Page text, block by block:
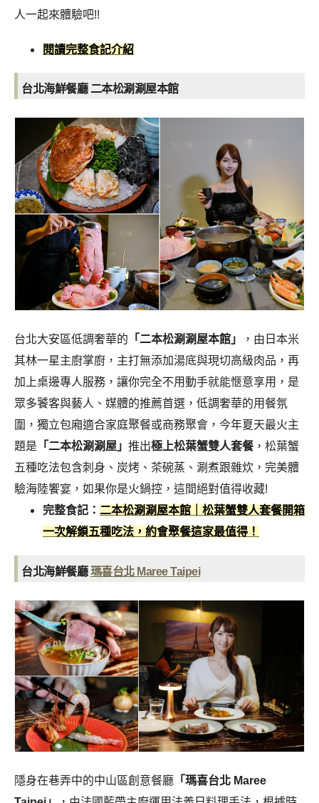
人一起來體驗吧!!
閱讀完整食記介紹
台北海鮮餐廳 二本松涮涮屋本館
台北大安區低調奢華的 「二本松涮涮屋本館」
，由日本米
其林一星主廚掌廚，主打無添加湯底與現切高級肉品，再
加上桌邊專人服務，讓你完全不用動手就能愜意享用，是
眾多饕客與藝人、媒體的推薦首選，低調奢華的用餐氛
圍，獨立包廂適合家庭聚餐或商務聚會，今年夏天最火主
題是 「二本松涮涮屋」 推出極上松葉蟹雙人套餐，松葉蟹
五種吃法包含刺身、炭烤、茶碗蒸、涮煮跟雜炊，完美體
驗海陸饗宴，如果你是火鍋控，這間絕對值得收藏!
完整食記： 二本松涮涮屋本館｜松葉蟹雙人套餐開箱
一次解鎖五種吃法，約會聚餐這家最值得！
台北海鮮餐廳瑪喜台北 Maree Taipei
隱身在巷弄中的中山區創意餐廳 「瑪喜台北 Maree